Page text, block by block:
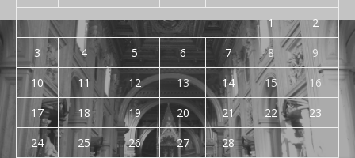
1
2
3
4 5 6 7 8
9
10
11 12 13 14 15
16
17
18 19 20 21 22
23
24
25 26 27 28